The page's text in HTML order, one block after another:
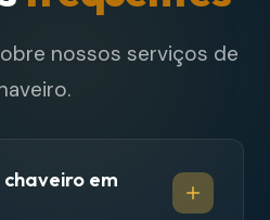
nossos serviços de
em